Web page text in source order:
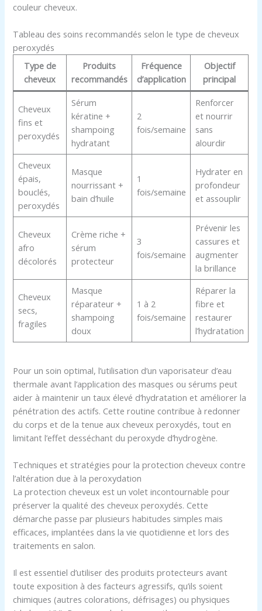
couleur cheveux.
Tableau des soins recommandés selon le type de cheveux
peroxydés
Type de
cheveux
Produits
recommandés
Fréquence
d’application
Objectif
principal
Cheveux
fins et
peroxydés
Sérum
kératine +
shampoing
hydratant
2
fois/semaine
Renforcer
et nourrir
sans
alourdir
Cheveux
épais,
bouclés,
peroxydés
Masque
nourrissant +
bain d’huile
1
fois/semaine
Hydrater en
profondeur
et assouplir
Cheveux
afro
décolorés
Crème riche +
sérum
protecteur
3
fois/semaine
Prévenir les
cassures et
augmenter
la brillance
Cheveux
secs,
fragiles
Masque
réparateur +
shampoing
doux
1 à 2
fois/semaine
Réparer la
fibre et
restaurer
l’hydratation
Pour un soin optimal, l’utilisation d’un vaporisateur d’eau
thermale avant l’application des masques ou sérums peut
aider à maintenir un taux élevé d’hydratation et améliorer la
pénétration des actifs. Cette routine contribue à redonner
du corps et de la tenue aux cheveux peroxydés, tout en
limitant l’effet desséchant du peroxyde d’hydrogène.
Techniques et stratégies pour la protection cheveux contre
l’altération due à la peroxydation
La protection cheveux est un volet incontournable pour
préserver la qualité des cheveux peroxydés. Cette
démarche passe par plusieurs habitudes simples mais
efficaces, implantées dans la vie quotidienne et lors des
traitements en salon.
Il est essentiel d’utiliser des produits protecteurs avant
toute exposition à des facteurs agressifs, qu’ils soient
chimiques (autres colorations, défrisages) ou physiques